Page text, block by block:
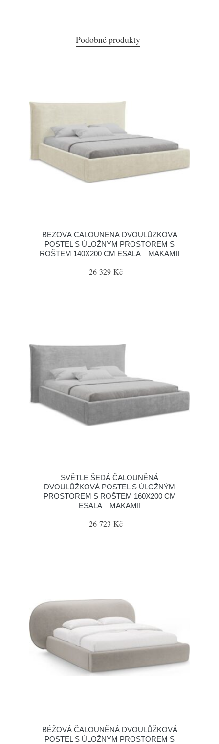
Podobné produkty
BÉŽOVÁ ČALOUNĚNÁ DVOULŮŽKOVÁ
POSTEL S ÚLOŽNÝM PROSTOREM S
ROŠTEM 140X200 CM ESALA – MAKAMII
26 329 Kč
SVĚTLE ŠEDÁ ČALOUNĚNÁ
DVOULŮŽKOVÁ POSTEL S ÚLOŽNÝM
PROSTOREM S ROŠTEM 160X200 CM
ESALA – MAKAMII
26 723 Kč
BÉŽOVÁ ČALOUNĚNÁ DVOULŮŽKOVÁ
POSTEL S ÚLOŽNÝM PROSTOREM S